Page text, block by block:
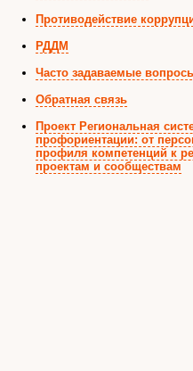
Противодействие
РДДМ
Часто задаваемые
Обратная связь
Проект Региональная
профориентации: от
профиля компетенций к
проектам и сообществам